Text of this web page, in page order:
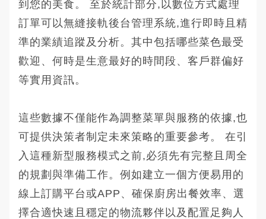
到您的美食。 至於統計部分,以數位方式處理
訂單可以無縫接軌後台管理系統,進行即時且精
準的業績追蹤及分析。其中包括哪些菜色最受
歡迎、何時是生意最好的時間段、客戶群偏好
等實用資訊。
這些數據不僅能作為調整菜單與服務的依據,也
可提供決策者制定未來策略的重要參考。 在引
入這種新型服務模式之前,必須先有完整且周全
的規劃與準備工作。例如建立一個方便易用的
線上訂購平台或APP、確保廚房出餐效率、選
擇合適快速且穩定的物流夥伴以及配置足夠人